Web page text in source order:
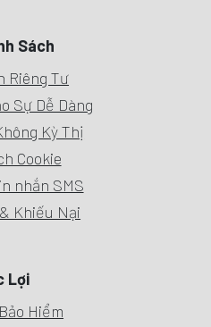
Sách
Riêng Tư
Sự Dễ Dàng
Kỳ Thị
Cookie
nhắn SMS
Khiếu Nại
Lợi
Hiểm